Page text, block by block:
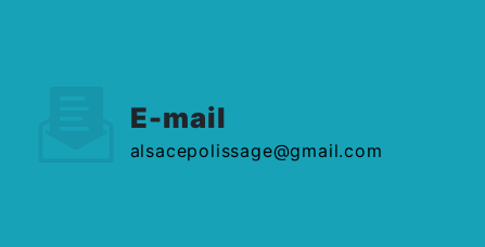
E-mail
alsacepolissage@gmail.com